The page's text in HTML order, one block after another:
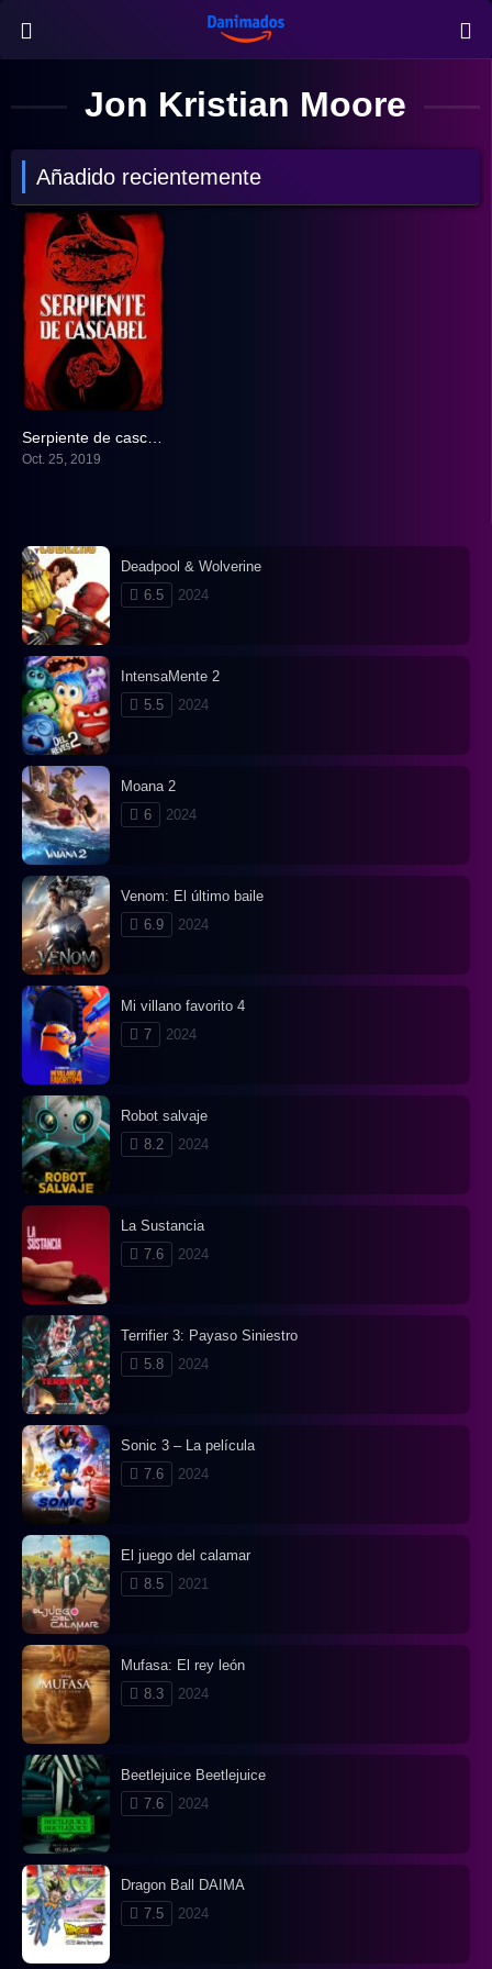
Jon Kristian Moore
Añadido recientemente
4.7
Oct. 25, 2019
Deadpool & Wolverine
6.5
2024
IntensaMente 2
5.5
2024
Moana 2
6
2024
Venom: El último baile
6.9
2024
Mi villano favorito 4
7
2024
Robot salvaje
8.2
2024
La Sustancia
7.6
2024
Terrifier 3: Payaso Siniestro
5.8
2024
Sonic 3 – La película
7.6
2024
El juego del calamar
8.5
2021
Mufasa: El rey león
8.3
2024
Beetlejuice Beetlejuice
7.6
2024
Dragon Ball DAIMA
7.5
2024